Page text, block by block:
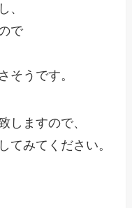
、
で
そうです。
しますので、
てみてください。